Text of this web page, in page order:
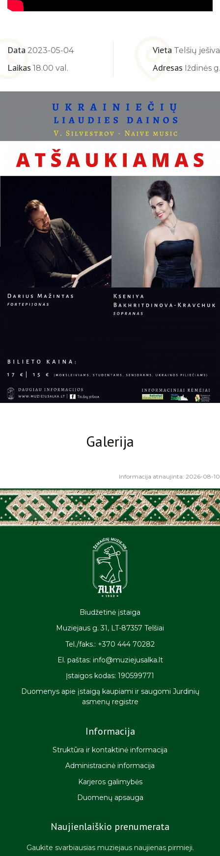
Data 2023-05-04
Laikas 18.00 val.
Vieta Telšių ješiva
Adresas Iždinės
Galerija
Informacija atnaujinta: 2026-08-10
Biudžetinė įstaiga
Muziejaus g. 31, LT-87357 Telšiai
Tel./faks.: +370 444 70282
El. paštas: info@muziejusalka.lt
Įstaigos kodas: 190599771
Duomenys apie įstaigą kaupiami ir saugomi Jurdinių
asmenų registre
Informacija
Struktūra ir kontaktinė informacija
Administracinė informacija
Karjeros galimybės
Duomenų apsauga
Naujienlaiškio prenumerata
Gaukite svarbiausias muziejaus naujienas pirmieji.